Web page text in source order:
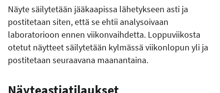
Näyte säilytetään jääkaapissa lähetykseen asti ja
postitetaan siten, että se ehtii analysoivaan
laboratorioon ennen viikonvaihdetta. Loppuviikosta
otetut näytteet säilytetään kylmässä viikonlopun yli ja
postitetaan seuraavana maanantaina.